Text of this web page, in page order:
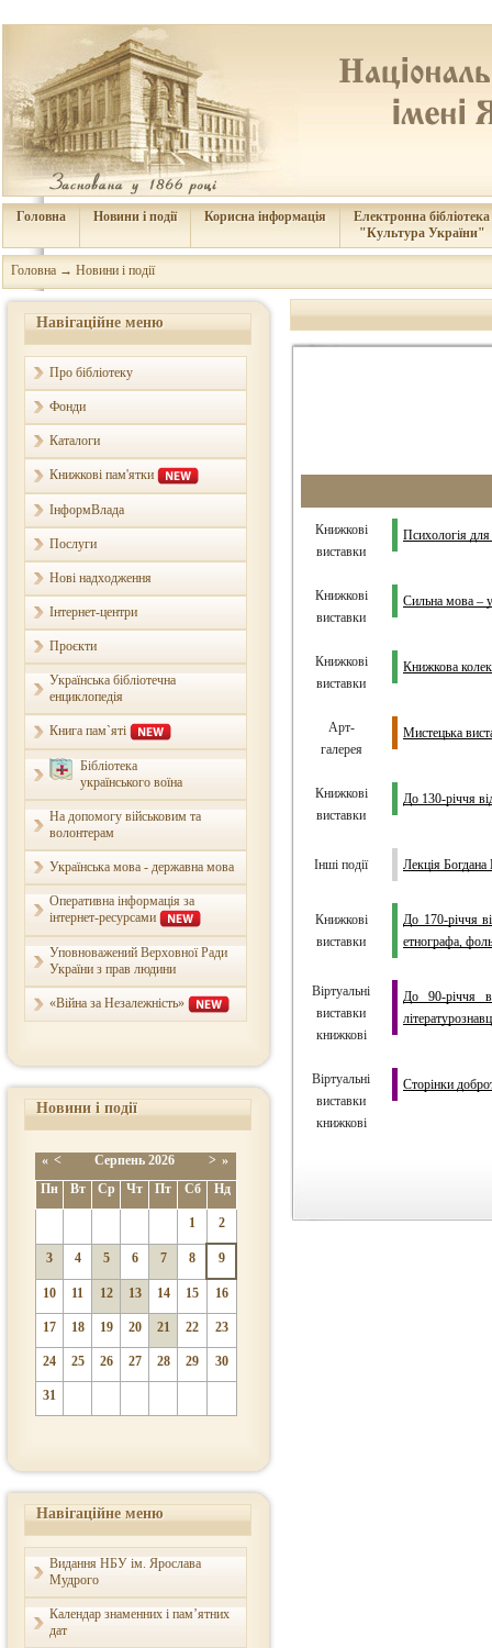
Головна Новини і події Корисна інформація
Електронна бібліотека
"Культура України"
Головна → Новини і події
Навігаційне меню
Про бібліотеку
Фонди
Каталоги
Книжкові пам'ятки
ІнформВлада
Послуги
Нові надходження
Інтернет-центри
Проєкти
Українська бібліотечна
енциклопедія
Книга пам`яті
Бібліотека
українського воїна
На допомогу військовим та
волонтерам
Українська мова - державна мова
Оперативна інформація за
інтернет-ресурсами
Уповноважений Верховної Ради
України з прав людини
«Війна за Незалежність»
Новини і події
« < Серпень 2026 > »
Пн
Вт Ср Чт Пт Сб Нд
1 2
3 4 5 6 7 8 9
10 11 12 13 14 15 16
17 18 19 20 21 22 23
24 25 26 27 28 29 30
31
Навігаційне меню
Видання НБУ ім. Ярослава
Мудрого
Календар знаменних і пам’ятних
дат
Книжкові
виставки
Психологія для
Книжкові
виставки
Сильна мова –
Книжкові
виставки
Книжкова
Арт-
галерея
Мистецька
Книжкові
виставки
До 130-річчя
Інші події Лекція
Книжкові
виставки
До 170-річчя
етнографа,
Віртуальні
виставки
книжкові
До 90-річчя
Віртуальні
виставки
книжкові
Сторінки